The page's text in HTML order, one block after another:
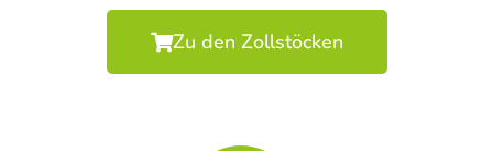
Zu den Zollstöcken